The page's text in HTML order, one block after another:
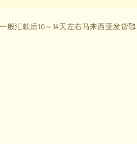
般汇款后10～14天左右马来西亚发货🥰